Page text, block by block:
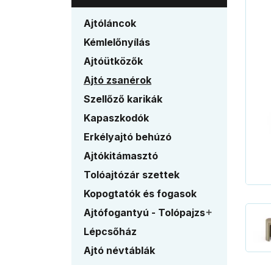
Ajtóláncok
Kémlelőnyílás
Ajtóütközők
Ajtó zsanérok
Szellőző karikák
Kapaszkodók
Erkélyajtó behúzó
Ajtókitámasztó
Tolóajtózár szettek
Kopogtatók és fogasok
Ajtófogantyú - Tolópajzs
Lépcsőház
Ajtó névtáblák